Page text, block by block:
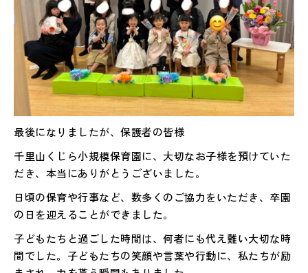
最後になりましたが、保護者の皆様
千里山くじら小規模保育園に、大切なお子様を預けていた
だき、本当にありがとうございました。
日頃の保育や行事など、数多くのご協力をいただき、卒園
の日を迎えることができました。
子どもたちと過ごした時間は、何者にも代え難い大切な時
間でした。子どもたちの笑顔や言葉や行動に、私たちが励